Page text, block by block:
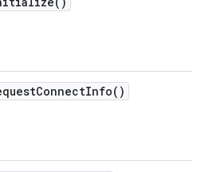
ConnectInfo( )